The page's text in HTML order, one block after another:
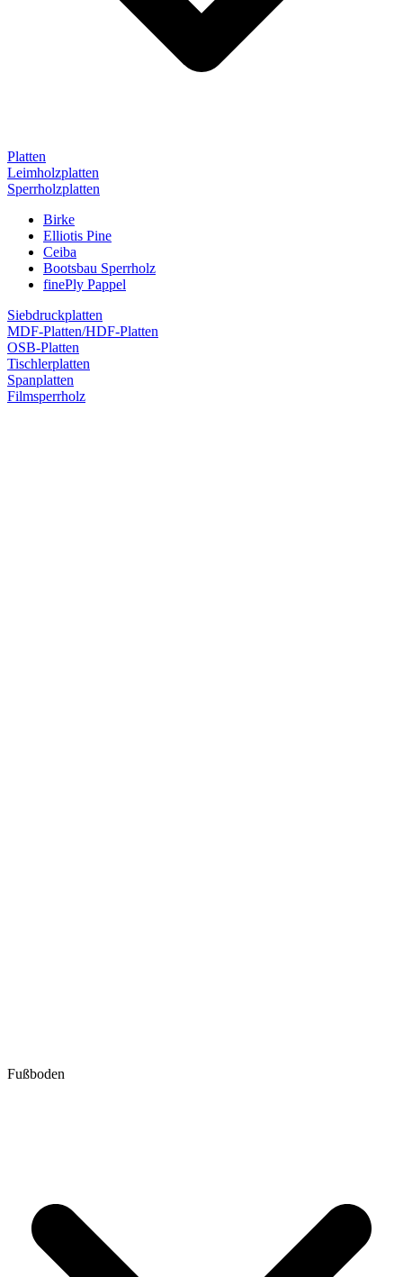
Platten
Leimholzplatten
Sperrholzplatten
Birke
Elliotis Pine
Ceiba
Bootsbau Sperrholz
finePly Pappel
Siebdruckplatten
MDF-Platten/HDF-Platten
OSB-Platten
Tischlerplatten
Spanplatten
Filmsperrholz
Fußboden